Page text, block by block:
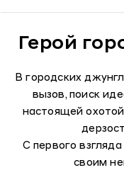
Герой
В городских
вызов, поиск
настоящей
С первого
своим